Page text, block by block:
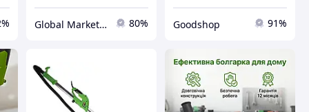
Global Market UA 80% Goodshop 91%